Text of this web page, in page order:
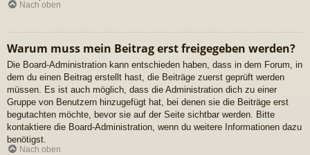
Nach oben
Warum muss mein Beitrag erst freigegeben werden?
Die Board-Administration kann entschieden haben, dass in dem Forum, in
dem du einen Beitrag erstellt hast, die Beiträge zuerst geprüft werden
müssen. Es ist auch möglich, dass die Administration dich zu einer
Gruppe von Benutzern hinzugefügt hat, bei denen sie die Beiträge erst
begutachten möchte, bevor sie auf der Seite sichtbar werden. Bitte
kontaktiere die Board-Administration, wenn du weitere Informationen dazu
benötigst.
Nach oben